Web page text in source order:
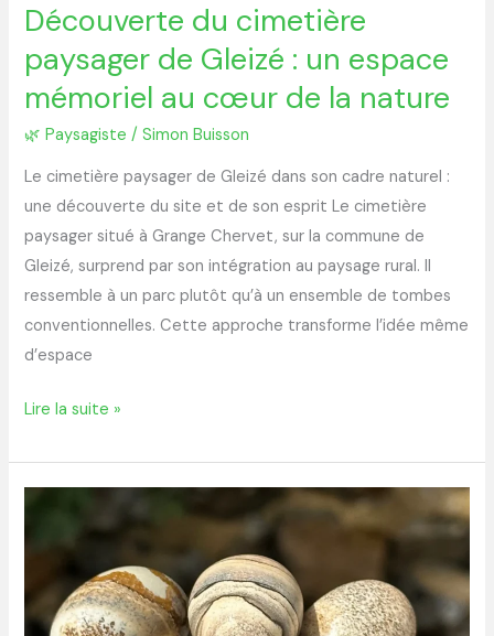
Découverte du cimetière
paysager de Gleizé : un espace
mémoriel au cœur de la nature
🌿 Paysagiste /Simon Buisson
Le cimetière paysager de Gleizé dans son cadre naturel :
une découverte du site et de son esprit Le cimetière
paysager situé à Grange Chervet, sur la commune de
Gleizé, surprend par son intégration au paysage rural. Il
ressemble à un parc plutôt qu’à un ensemble de tombes
conventionnelles. Cette approche transforme l’idée même
d’espace
cœur
de
la
nature
Lire la suite »
Découvrir
insoupçonnées
du